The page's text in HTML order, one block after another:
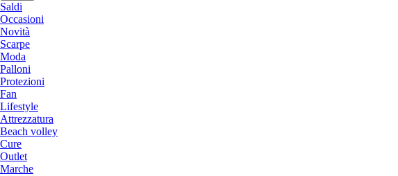
Saldi
Occasioni
Novità
Scarpe
Moda
Palloni
Protezioni
Fan
Lifestyle
Attrezzatura
Beach volley
Cure
Outlet
Marche